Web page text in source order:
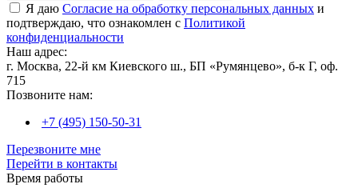
Я даю Согласие на обработку персональных данных и
подтверждаю, что ознакомлен с Политикой
конфиденциальности
Наш адрес:
г. Москва, 22-й км Киевского ш., БП «Румянцево», б-к Г, оф.
715
Позвоните нам:
+7 (495) 150-50-31
Перезвоните мне
Перейти в контакты
Время работы